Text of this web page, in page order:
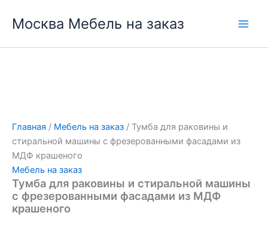
Москва Мебель на заказ
Главная / Мебель на заказ / Тумба для раковины и
стиральной машины с фрезерованными фасадами из
МДФ крашеного
Мебель на заказ
Тумба для раковины и стиральной машины
с фрезерованными фасадами из МДФ
крашеного